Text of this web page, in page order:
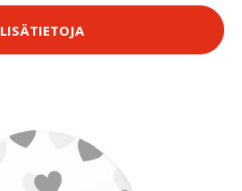
LISÄTIETOJA